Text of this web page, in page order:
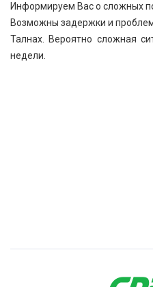
Информируем Вас о сложных
Возможны задержки и
Талнах. Вероятно сложная
недели.